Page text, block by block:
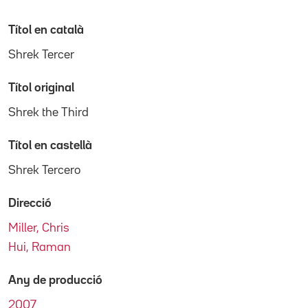
Títol en català
Shrek Tercer
Títol original
Shrek the Third
Títol en castellà
Shrek Tercero
Direcció
Miller, Chris
Hui, Raman
Any de producció
2007